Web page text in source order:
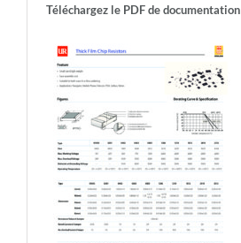
Téléchargez le PDF de documentation